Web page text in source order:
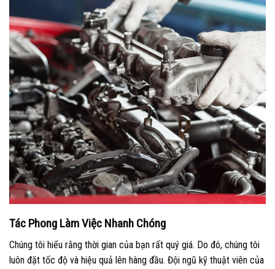
Tác Phong Làm Việc Nhanh Chóng
Chúng tôi hiểu rằng thời gian của bạn rất quý giá. Do đó, chúng tôi
luôn đặt tốc độ và hiệu quả lên hàng đầu. Đội ngũ kỹ thuật viên của